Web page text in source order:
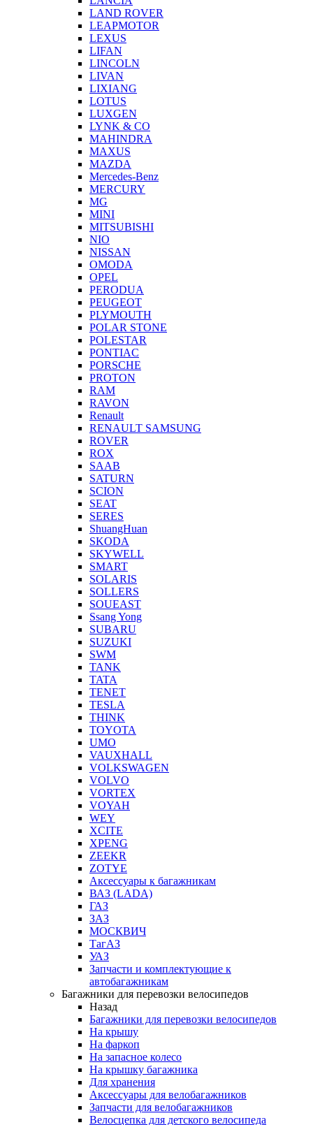
LAND ROVER
LEAPMOTOR
LEXUS
LIFAN
LINCOLN
LIVAN
LIXIANG
LOTUS
LUXGEN
LYNK & CO
MAHINDRA
MAXUS
MAZDA
Mercedes-Benz
MERCURY
MG
MINI
MITSUBISHI
NIO
NISSAN
OMODA
OPEL
PERODUA
PEUGEOT
PLYMOUTH
POLAR STONE
POLESTAR
PONTIAC
PORSCHE
PROTON
RAM
RAVON
Renault
RENAULT SAMSUNG
ROVER
ROX
SAAB
SATURN
SCION
SEAT
SERES
ShuangHuan
SKODA
SKYWELL
SMART
SOLARIS
SOLLERS
SOUEAST
Ssang Yong
SUBARU
SUZUKI
SWM
TANK
TATA
TENET
TESLA
THINK
TOYOTA
UMO
VAUXHALL
VOLKSWAGEN
VOLVO
VORTEX
VOYAH
WEY
XCITE
XPENG
ZEEKR
ZOTYE
Аксессуары к багажникам
ВАЗ (LADA)
ГАЗ
ЗАЗ
МОСКВИЧ
ТагАЗ
УАЗ
Запчасти и комплектующие к
автобагажникам
Багажники для перевозки велосипедов
Назад
Багажники для перевозки велосипедов
На крышу
На фаркоп
На запасное колесо
На крышку багажника
Для хранения
Аксессуары для велобагажников
Запчасти для велобагажников
Велосцепка для детского велосипеда